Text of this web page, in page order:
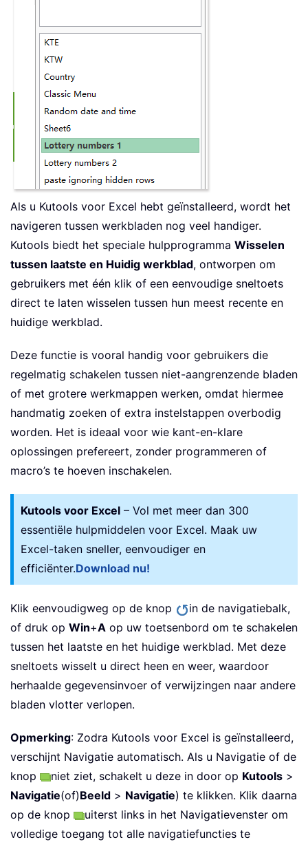
Als u Kutools voor Excel hebt geïnstalleerd, wordt het
navigeren tussen werkbladen nog veel handiger.
Kutools biedt het speciale hulpprogramma Wisselen
tussen laatste en Huidig werkblad, ontworpen om
gebruikers met één klik of een eenvoudige sneltoets
direct te laten wisselen tussen hun meest recente en
huidige werkblad.
Deze functie is vooral handig voor gebruikers die
regelmatig schakelen tussen niet-aangrenzende bladen
of met grotere werkmappen werken, omdat hiermee
handmatig zoeken of extra instelstappen overbodig
worden. Het is ideaal voor wie kant-en-klare
oplossingen prefereert, zonder programmeren of
macro’s te hoeven inschakelen.
Kutools voor Excel – Vol met meer dan 300
essentiële hulpmiddelen voor Excel. Maak uw
Excel-taken sneller, eenvoudiger en
efficiënter.Download nu!
Klik eenvoudigweg op de knop
in de navigatiebalk,
of druk op Win+A op uw toetsenbord om te schakelen
tussen het laatste en het huidige werkblad. Met deze
sneltoets wisselt u direct heen en weer, waardoor
herhaalde gegevensinvoer of verwijzingen naar andere
bladen vlotter verlopen.
Opmerking: Zodra Kutools voor Excel is geïnstalleerd,
verschijnt Navigatie automatisch. Als u Navigatie of de
knop
niet ziet, schakelt u deze in door op Kutools >
Navigatie(of)Beeld > Navigatie) te klikken. Klik daarna
op de knop
uiterst links in het Navigatievenster om
volledige toegang tot alle navigatiefuncties te